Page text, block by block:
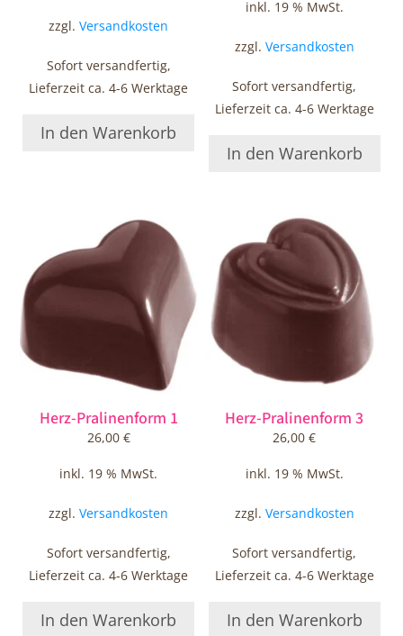
zzgl.Versandkosten
Sofort versandfertig,
Lieferzeit ca. 4-6 Werktage
In den Warenkorb
inkl. 19 % MwSt.
zzgl. Versandkosten
Sofort versandfertig,
Lieferzeit ca. 4-6 Werktage
In den Warenkorb
Herz-Pralinenform 1
26,00 €
inkl. 19 % MwSt.
zzgl.Versandkosten
Sofort versandfertig,
Lieferzeit ca. 4-6 Werktage
In den Warenkorb
Herz-Pralinenform 3
26,00€
inkl. 19 % MwSt.
zzgl. Versandkosten
Sofort versandfertig,
Lieferzeit ca. 4-6 Werktage
In den Warenkorb